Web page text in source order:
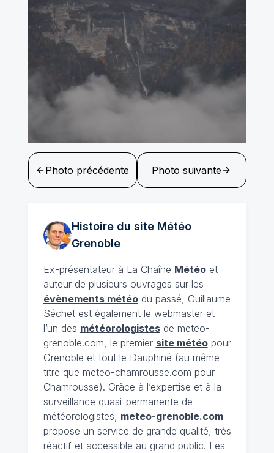
Photo précédente Photo suivante
Histoire du site Météo
Grenoble
Ex-présentateur à La Chaîne Météoet
auteur de plusieurs ouvrages sur les
évènements météodu passé, Guillaume
Séchet est également le webmaster et
l’un des météorologistesde meteo-
grenoble.com, le premier site météopour
Grenoble et tout le Dauphiné (au même
titre que meteo-chamrousse.com pour
Chamrousse). Grâce à l’expertise et à la
surveillance quasi-permanente de
météorologistes, meteo-grenoble.com
propose un service de grande qualité, très
réactif et accessible au grand public. Les